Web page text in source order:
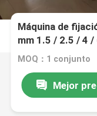
Máquina de
mm 1.5 / 2.5 / 4 /
cables
MOQ：1 conjunto
Mejor